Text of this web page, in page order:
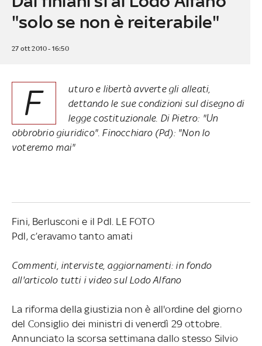
"solo se non è reiterabile"
27 ott 2010 - 16:50
F
uturo e libertà avverte gli alleati,
dettando le sue condizioni sul disegno di
legge costituzionale. Di Pietro: "Un
obbrobrio giuridico". Finocchiaro (Pd): "Non lo
voteremo mai"
Fini, Berlusconi e il Pdl. LE FOTO
Pdl, c’eravamo tanto amati
Commenti, interviste, aggiornamenti: in fondo
all'articolo tutti i video sul Lodo Alfano
La riforma della giustizia non è all'ordine del giorno
del Consiglio dei ministri di venerdì 29 ottobre.
Annunciato la scorsa settimana dallo stesso Silvio